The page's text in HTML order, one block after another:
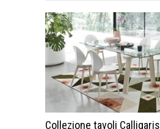
Collezione tavoli Calligaris